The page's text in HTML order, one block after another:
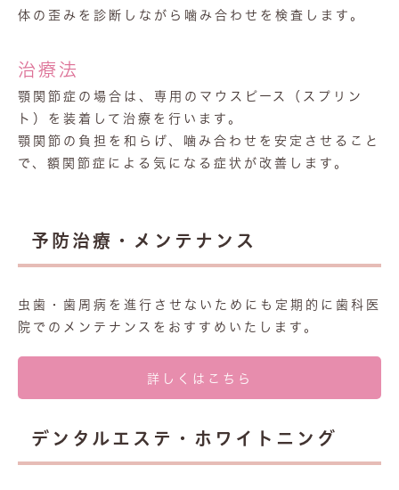
体の歪みを診断しながら噛み合わせを検査します。
治療法
顎関節症の場合は、専用のマウスピース（スプリン
ト）を装着して治療を行います。
顎関節の負担を和らげ、噛み合わせを安定させること
で、額関節症による気になる症状が改善します。
予防治療・メンテナンス
虫歯・歯周病を進行させないためにも定期的に歯科医
院でのメンテナンスをおすすめいたします。
詳しくはこちら
デンタルエステ・ホワイトニング